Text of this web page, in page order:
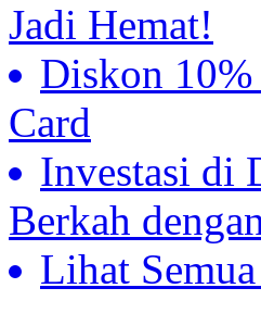
Jadi Hemat!
Diskon 10%
Card
Investasi di
Berkah
Lihat